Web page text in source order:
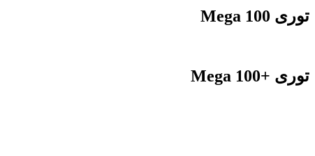
توری Mega 100
توری +Mega 100